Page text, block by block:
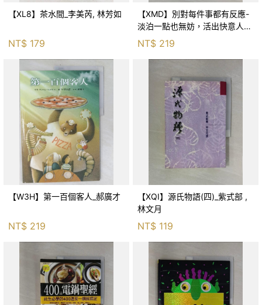
【XL8】茶水間_李美芮, 林芳如
NT$ 179
【XMD】別對每件事都有反應-
淡泊一點也無妨，活出快意人生
的99個禪練習！_枡野俊明, 黃
薇嬪
NT$ 219
【W3H】第一百個客人_郝廣才
NT$ 219
【XQI】源氏物語(四)_紫式部 ,
林文月
NT$ 119